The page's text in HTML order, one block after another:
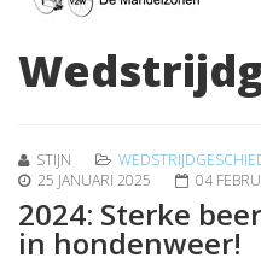
STIJN
25 JANUARI 2025
04
2024: Sterke
in hondenweer!